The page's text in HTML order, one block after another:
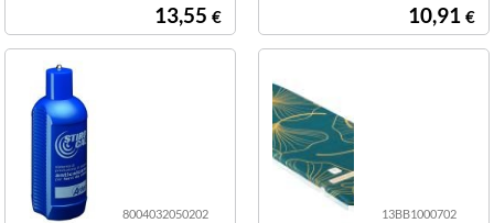
13,55 € 10,91 €
8004032050202 13BB1000702